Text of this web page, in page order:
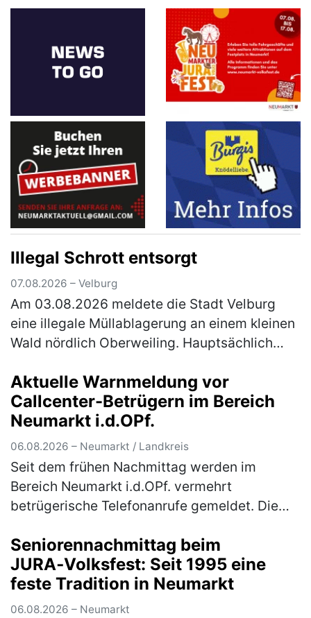
Illegal Schrott entsorgt
07.08.2026 – Velburg
Am 03.08.2026 meldete die Stadt Velburg
eine illegale Müllablagerung an einem kleinen
Wald nördlich Oberweiling. Hauptsächlich
Kinderwägen und ausgeschlac…(mehr)
Aktuelle Warnmeldung vor
Callcenter-Betrügern im Bereich
Neumarkt i.d.OPf.
06.08.2026 – Neumarkt / Landkreis
Seit dem frühen Nachmittag werden im
Bereich Neumarkt i.d.OPf. vermehrt
betrügerische Telefonanrufe gemeldet. Die
verschiedenen Maschen der Betrüger! Im
Bereich Neum…(mehr)
Seniorennachmittag beim
JURA‑Volksfest: Seit 1995 eine
feste Tradition in Neumarkt
06.08.2026 – Neumarkt